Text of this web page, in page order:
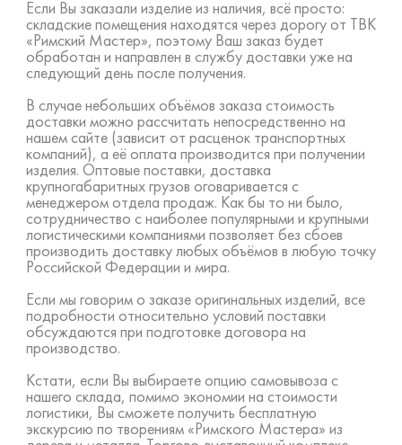
Если Вы заказали изделие из наличия, всё просто:
складские помещения находятся через дорогу от ТВК
«Римский Мастер», поэтому Ваш заказ будет
обработан и направлен в службу доставки уже на
следующий день после получения.
В случае небольших объёмов заказа стоимость
доставки можно рассчитать непосредственно на
нашем сайте (зависит от расценок транспортных
компаний), а её оплата производится при получении
изделия. Оптовые поставки, доставка
крупногабаритных грузов оговаривается с
менеджером отдела продаж. Как бы то ни было,
сотрудничество с наиболее популярными и крупными
логистическими компаниями позволяет без сбоев
производить доставку любых объёмов в любую точку
Российской Федерации и мира.
Если мы говорим о заказе оригинальных изделий, все
подробности относительно условий поставки
обсуждаются при подготовке договора на
производство.
Кстати, если Вы выбираете опцию самовывоза с
нашего склада, помимо экономии на стоимости
логистики, Вы сможете получить бесплатную
экскурсию по творениям «Римского Мастера» из